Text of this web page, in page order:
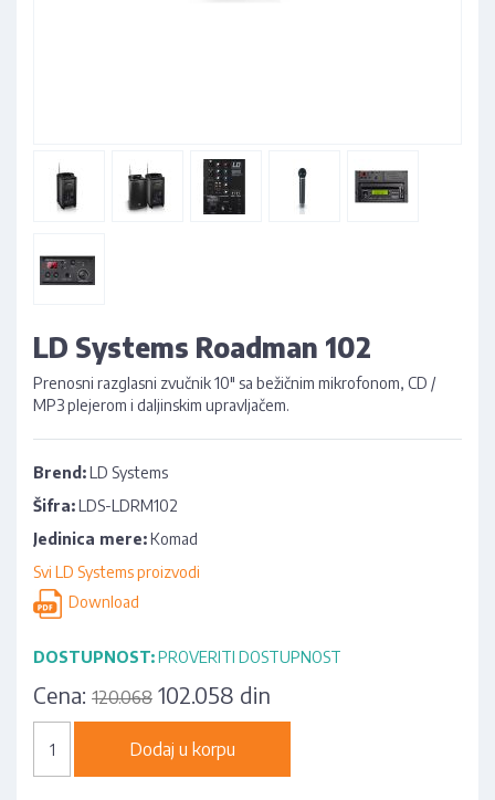
LD Systems Roadman 102
Prenosni razglasni zvučnik 10" sa bežičnim mikrofonom, CD /
MP3 plejerom i daljinskim upravljačem.
Brend:LD Systems
Šifra:LDS-LDRM102
Jedinica mere:Komad
Svi LD Systems proizvodi
Download
DOSTUPNOST:PROVERITI DOSTUPNOST
Cena: 120.068 102.058 din
Dodaj u korpu